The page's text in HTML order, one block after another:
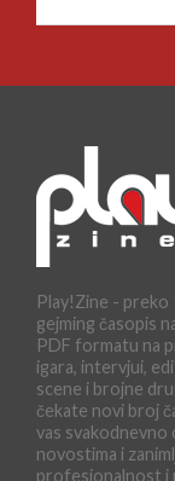
Play!Zine -
gejming časopis
PDF formatu na
igara, intervjui,
scene i brojne
čekate novi broj
vas svakodnevno
novostima i
profesionalnost i